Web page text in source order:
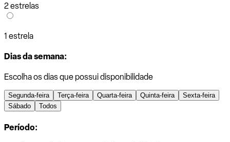
2 estrelas
1 estrela
Dias da semana:
Escolha os dias que possui disponibilidade
Segunda-feira Terça-feira Quarta-feira Quinta-feira
Sexta-feira
Sábado
Todos
Período: